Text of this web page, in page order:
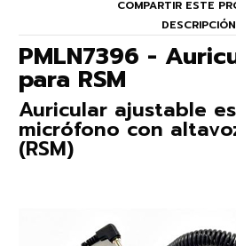
COMPARTIR ESTE
DESCRIPCIÓN
PMLN7396 -
para RSM
Auricular ajustable
micrófono con
(RSM)